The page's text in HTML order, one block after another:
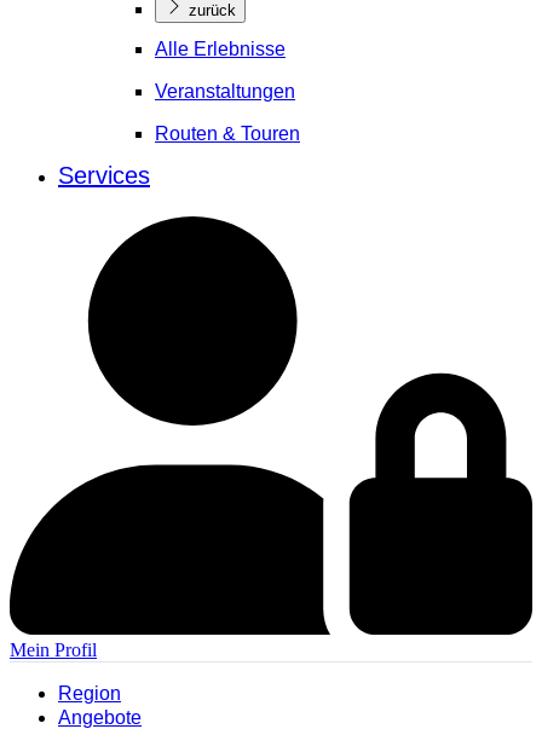
zurück
Alle Erlebnisse
Veranstaltungen
Routen & Touren
Services
Mein Profil
Region
Angebote